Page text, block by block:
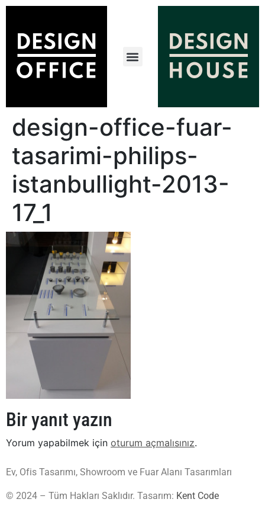
design-office-fuar-
tasarimi-philips-
istanbullight-2013-
17_1
Bir yanıt yazın
Yorum yapabilmek için oturum açmalısınız.
Ev, Ofis Tasarımı, Showroom ve Fuar Alanı Tasarımları
© 2024 – Tüm Hakları Saklıdır. Tasarım: Kent Code